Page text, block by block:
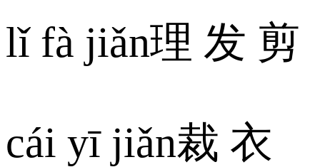
lǐ fà jiǎn理 发 剪
cái yī jiǎn裁 衣